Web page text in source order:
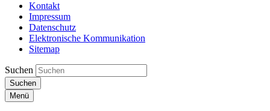
Kontakt
Impressum
Datenschutz
Elektronische Kommunikation
Sitemap
Suchen
Suchen
Menü